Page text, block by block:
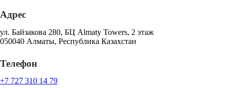
Адрес
ул. Байзакова 280, БЦ Almaty Towers, 2 этаж
050040 Алматы, Республика Казахстан
Телефон
+7 727 310 14 79